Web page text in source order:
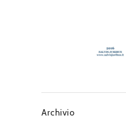
Archivio